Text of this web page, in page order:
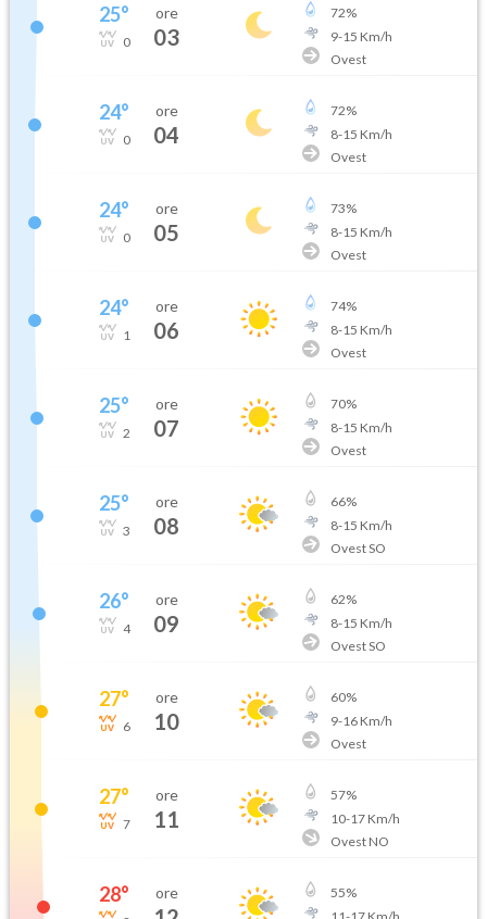
25°
0
ore
03
72%
9-15 Km/h
Ovest
24°
0
ore
04
72%
8-15 Km/h
Ovest
24°
0
ore
05
73%
8-15 Km/h
Ovest
24°
1
ore
06
74%
8-15 Km/h
Ovest
25°
2
ore
07
70%
8-15 Km/h
Ovest
25°
3
ore
08
66%
8-15 Km/h
Ovest SO
26°
4
ore
09
62%
8-15 Km/h
Ovest SO
27°
6
ore
10
60%
9-16Km/h
Ovest
27°
7
ore
11
57%
10-17Km/h
Ovest NO
28° ore 55%